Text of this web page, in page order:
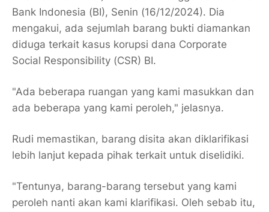
Bank Indonesia (BI), Senin (16/12/2024). Dia
mengakui, ada sejumlah barang bukti diamankan
diduga terkait kasus korupsi dana Corporate
Social Responsibility (CSR) BI.
"Ada beberapa ruangan yang kami masukkan dan
ada beberapa yang kami peroleh," jelasnya.
Rudi memastikan, barang disita akan diklarifikasi
lebih lanjut kepada pihak terkait untuk diselidiki.
"Tentunya, barang-barang tersebut yang kami
peroleh nanti akan kami klarifikasi. Oleh sebab itu,